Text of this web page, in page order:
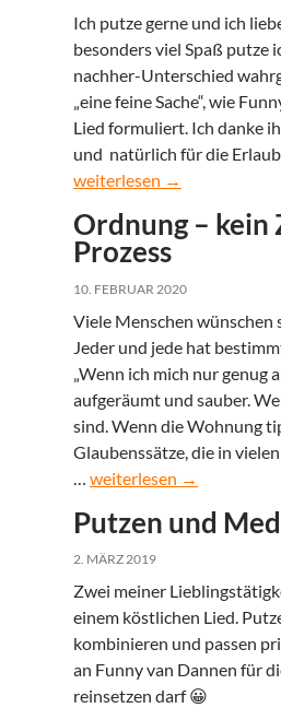
Ich putze gerne und ich
besonders viel Spaß putze
nachher-Unterschied
„eine feine Sache“, wie
Lied formuliert. Ich danke
und natürlich für die
Staub ist eine feine Sache
weiterlesen →
Ordnung – kein
Prozess
10. FEBRUAR 2020
Viele Menschen wünschen
Jeder und jede hat
„Wenn ich mich nur genug
aufgeräumt und sauber.
sind. Wenn die Wohnung
Glaubenssätze, die in
Ordnung – kein Zustand
weiterlesen →
Putzen und
2. MÄRZ 2019
Zwei meiner
einem köstlichen Lied.
kombinieren und passen
an Funny van Dannen für
reinsetzen darf 😀